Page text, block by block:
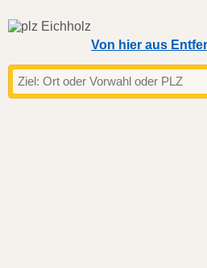
Von hier aus